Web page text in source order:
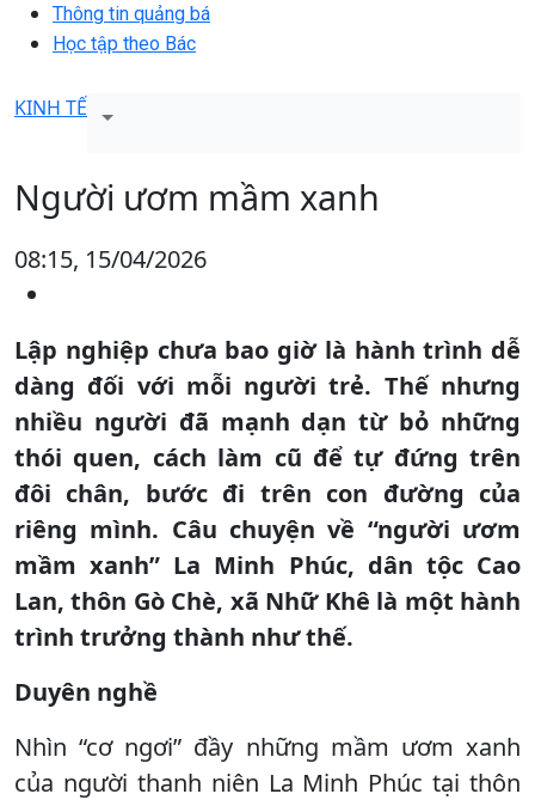
Thông tin quảng bá
Học tập theo Bác
KINH TẾ
Người ươm mầm xanh
08:15, 15/04/2026
Lập nghiệp chưa bao giờ là hành trình dễ
dàng đối với mỗi người trẻ. Thế nhưng
nhiều người đã mạnh dạn từ bỏ những
thói quen, cách làm cũ để tự đứng trên
đôi chân, bước đi trên con đường của
riêng mình. Câu chuyện về “người ươm
mầm xanh” La Minh Phúc, dân tộc Cao
Lan, thôn Gò Chè, xã Nhữ Khê là một hành
trình trưởng thành như thế.
Duyên nghề
Nhìn “cơ ngơi” đầy những mầm ươm xanh
của người thanh niên La Minh Phúc tại thôn